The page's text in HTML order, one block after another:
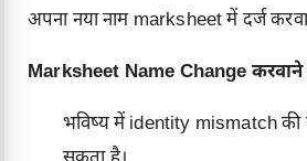
अपना नया नाम marksheet में दर्ज
Marksheet Name Change
भविष्य में identity mismatch